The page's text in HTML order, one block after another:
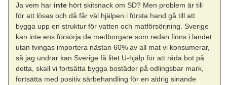
Ja vem har inte hört skitsnack om SD? Men problem är till
för att lösas och då får väl hjälpen i första hand gå till att
bygga upp en struktur för vatten och matförsörjning. Sverige
kan inte ens försörja de medborgare som redan finns i landet
utan tvingas importera nästan 60% av all mat vi konsumerar,
så jag undrar kan Sverige få litet U-hjälp för att råda bot på
detta, skall vi fortsätta bygga bostäder på odlingsbar mark,
fortsätta med positiv särbehandling för en aldrig sinande